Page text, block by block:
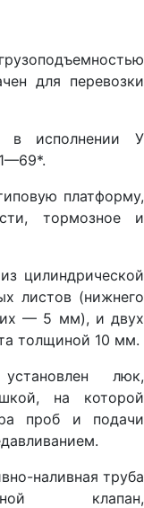
для перевозки
в исполнении У
платформу,
тормозное и
цилиндрической
листов (нижнего
— 5 мм), и двух
толщиной 10 мм.
люк,
на которой
проб и подачи
наливная труба
клапан,